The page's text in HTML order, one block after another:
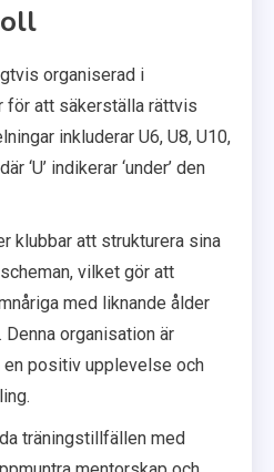
organiserad i
för att säkerställa rättvis
inkluderar U6, U8, U10,
‘U’ indikerar ‘under’ den
klubbar att strukturera sina
vilket gör att
med liknande ålder
organisation är
positiv upplevelse och
träningstillfällen med